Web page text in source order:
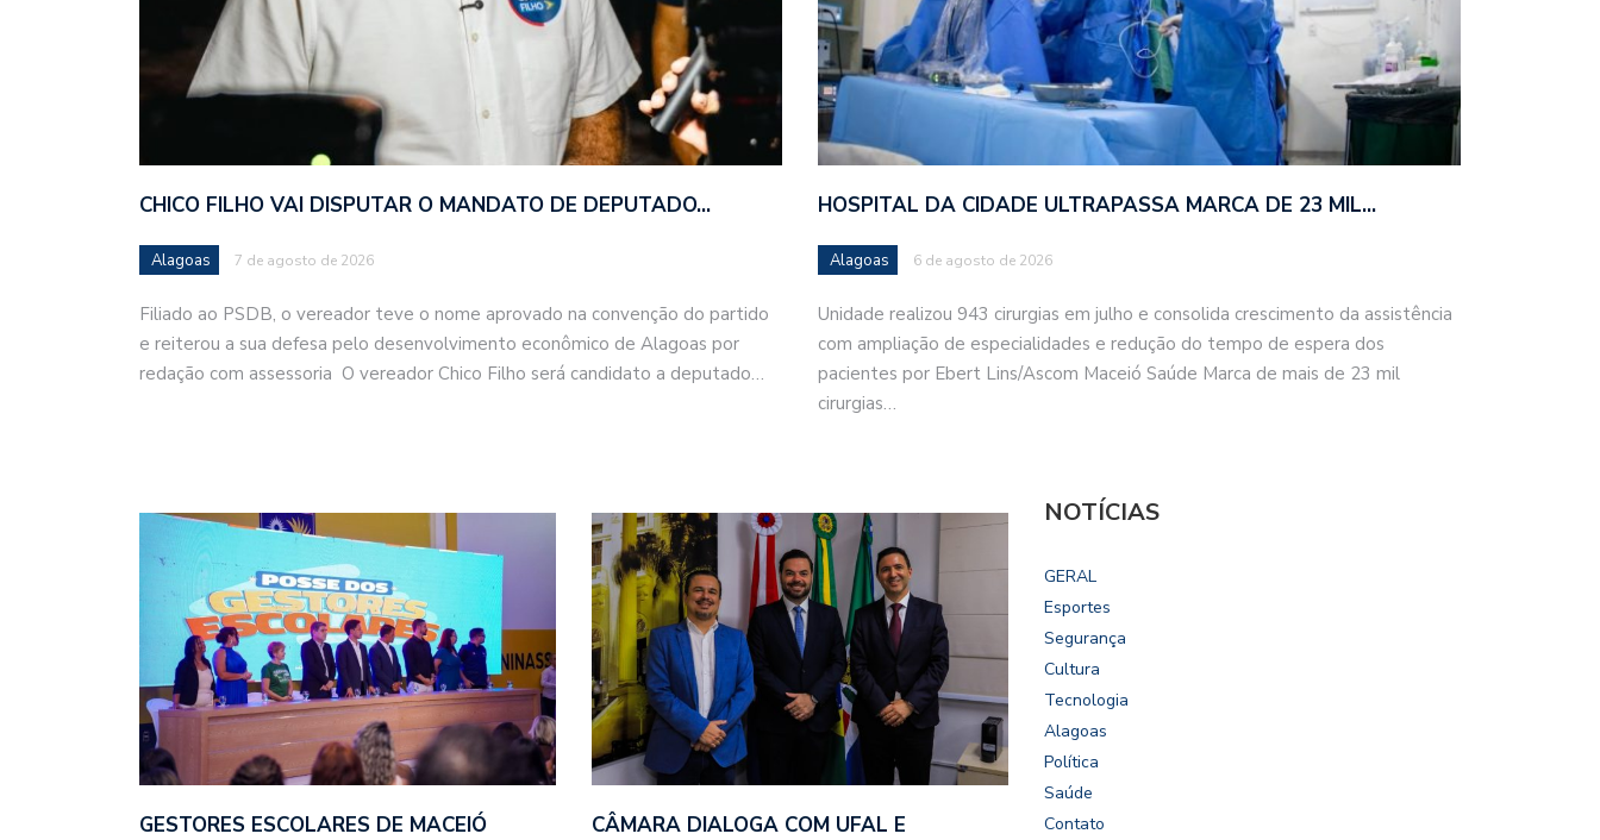
CHICO FILHO VAI DISPUTAR O MANDATO DE DEPUTADO…
Alagoas 7 de agosto de 2026
Filiado ao PSDB, o vereador teve o nome aprovado na convenção do partido
e reiterou a sua defesa pelo desenvolvimento econômico de Alagoas por
redação com assessoria O vereador Chico Filho será candidato a deputado…
HOSPITAL DA CIDADE ULTRAPASSA MARCA DE 23 MIL…
Alagoas 6 de agosto de 2026
Unidade realizou 943 cirurgias em julho e consolida crescimento da assistência
com ampliação de especialidades e redução do tempo de espera dos
pacientes por Ebert Lins/Ascom Maceió Saúde Marca de mais de 23 mil
cirurgias…
GESTORES ESCOLARES DE MACEIÓ
CÂMARA DIALOGA COM UFAL E
NOTÍCIAS
GERAL
Esportes
Segurança
Cultura
Tecnologia
Alagoas
Política
Saúde
Contato